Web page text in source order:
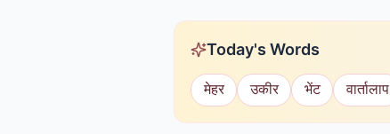
Today's Words
मेहर उकीर भेंट वार्तालाप